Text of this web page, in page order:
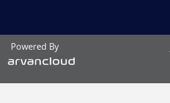
Powered By